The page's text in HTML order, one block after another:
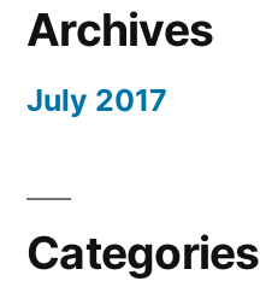
Archives
July 2017
Categories